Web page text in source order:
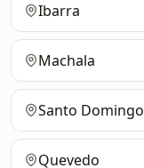
Ibarra
Machala
Santo Domingo
Quevedo